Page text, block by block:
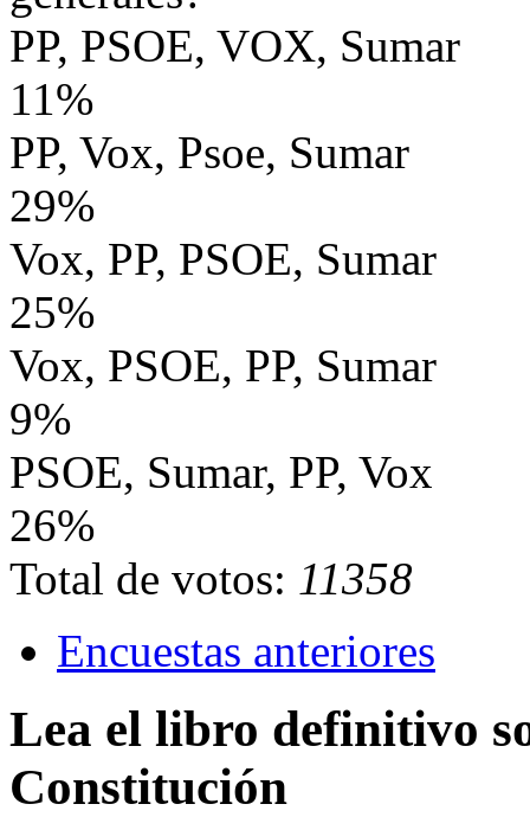
PP, PSOE, VOX, Sumar
11%
PP, Vox, Psoe, Sumar
29%
Vox, PP, PSOE, Sumar
25%
Vox, PSOE, PP, Sumar
9%
PSOE, Sumar, PP, Vox
26%
Total de votos: 11358
Encuestas anteriores
Lea el libro definitivo
Constitución